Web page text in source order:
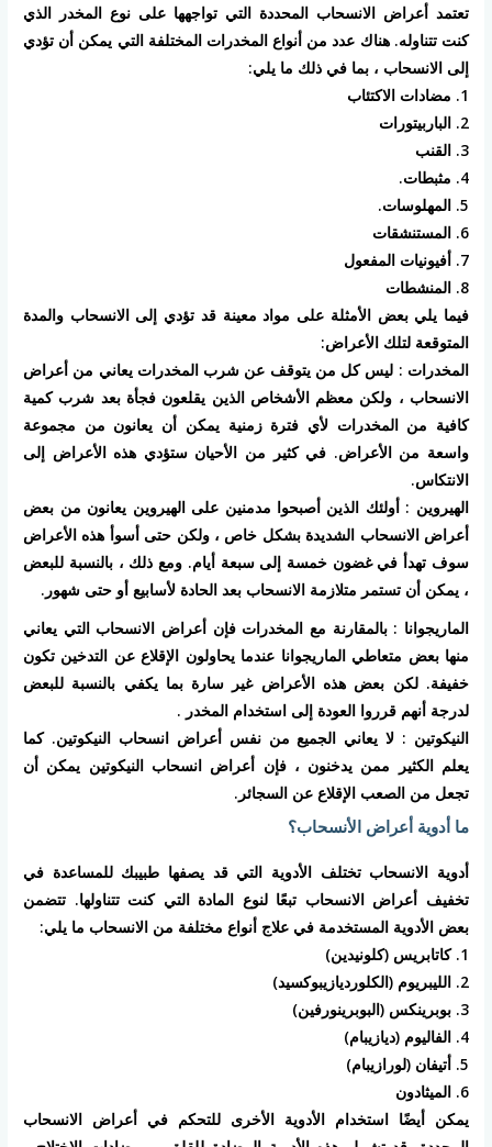
تعتمد أعراض الانسحاب المحددة التي تواجهها على نوع المخدر الذي
كنت تتناوله. هناك عدد من أنواع المخدرات المختلفة التي يمكن أن تؤدي
إلى الانسحاب ، بما في ذلك ما يلي:
1. مضادات الاكتئاب
2. الباربيتورات
3. القنب
4. مثبطات.
5. المهلوسات.
6. المستنشقات
7. أفيونيات المفعول
8. المنشطات
فيما يلي بعض الأمثلة على مواد معينة قد تؤدي إلى الانسحاب والمدة
المتوقعة لتلك الأعراض:
المخدرات : ليس كل من يتوقف عن شرب المخدرات يعاني من أعراض
الانسحاب ، ولكن معظم الأشخاص الذين يقلعون فجأة بعد شرب كمية
كافية من المخدرات لأي فترة زمنية يمكن أن يعانون من مجموعة
واسعة من الأعراض. في كثير من الأحيان ستؤدي هذه الأعراض إلى
الانتكاس.
الهيروين : أولئك الذين أصبحوا مدمنين على الهيروين يعانون من بعض
أعراض الانسحاب الشديدة بشكل خاص ، ولكن حتى أسوأ هذه الأعراض
سوف تهدأ في غضون خمسة إلى سبعة أيام. ومع ذلك ، بالنسبة للبعض
، يمكن أن تستمر متلازمة الانسحاب بعد الحادة لأسابيع أو حتى شهور.
الماريجوانا : بالمقارنة مع المخدرات فإن أعراض الانسحاب التي يعاني
منها بعض متعاطي الماريجوانا عندما يحاولون الإقلاع عن التدخين تكون
خفيفة. لكن بعض هذه الأعراض غير سارة بما يكفي بالنسبة للبعض
لدرجة أنهم قرروا العودة إلى استخدام المخدر .
النيكوتين : لا يعاني الجميع من نفس أعراض انسحاب النيكوتين. كما
يعلم الكثير ممن يدخنون ، فإن أعراض انسحاب النيكوتين يمكن أن
تجعل من الصعب الإقلاع عن السجائر.
ما أدوية أعراض الأنسحاب؟
أدوية الانسحاب تختلف الأدوية التي قد يصفها طبيبك للمساعدة في
تخفيف أعراض الانسحاب تبعًا لنوع المادة التي كنت تتناولها. تتضمن
بعض الأدوية المستخدمة في علاج أنواع مختلفة من الانسحاب ما يلي:
1. كاتابريس (كلونيدين)
2. الليبريوم (الكلورديازيبوكسيد)
3. بوبرينكس (البوبرينورفين)
4. الفاليوم (ديازيبام)
5. أتيفان (لورازيبام)
6. الميثادون
يمكن أيضًا استخدام الأدوية الأخرى للتحكم في أعراض الانسحاب